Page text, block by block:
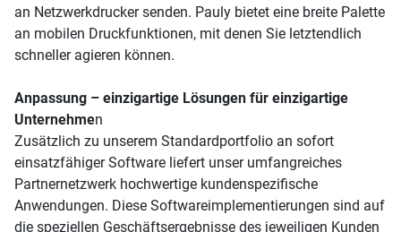
an Netzwerkdrucker senden. Pauly bietet eine breite Palette
an mobilen Druckfunktionen, mit denen Sie letztendlich
schneller agieren können.
Anpassung – einzigartige Lösungen für einzigartige
Unternehmen
Zusätzlich zu unserem Standardportfolio an sofort
einsatzfähiger Software liefert unser umfangreiches
Partnernetzwerk hochwertige kundenspezifische
Anwendungen. Diese Softwareimplementierungen sind auf
die speziellen Geschäftsergebnisse des jeweiligen Kunden